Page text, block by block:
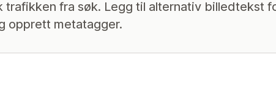
trafikken fra søk. Legg til alternativ billedtekst
opprett metatagger.